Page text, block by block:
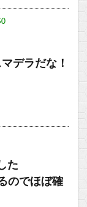
デラだな！
た
のでほぼ確